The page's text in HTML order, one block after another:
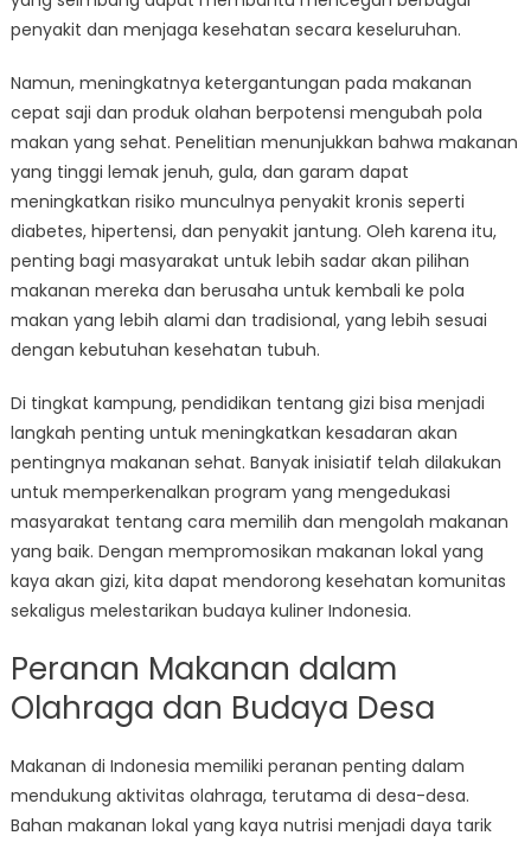
penyakit dan menjaga kesehatan secara keseluruhan.
Namun, meningkatnya ketergantungan pada makanan
cepat saji dan produk olahan berpotensi mengubah pola
makan yang sehat. Penelitian menunjukkan bahwa makanan
yang tinggi lemak jenuh, gula, dan garam dapat
meningkatkan risiko munculnya penyakit kronis seperti
diabetes, hipertensi, dan penyakit jantung. Oleh karena itu,
penting bagi masyarakat untuk lebih sadar akan pilihan
makanan mereka dan berusaha untuk kembali ke pola
makan yang lebih alami dan tradisional, yang lebih sesuai
dengan kebutuhan kesehatan tubuh.
Di tingkat kampung, pendidikan tentang gizi bisa menjadi
langkah penting untuk meningkatkan kesadaran akan
pentingnya makanan sehat. Banyak inisiatif telah dilakukan
untuk memperkenalkan program yang mengedukasi
masyarakat tentang cara memilih dan mengolah makanan
yang baik. Dengan mempromosikan makanan lokal yang
kaya akan gizi, kita dapat mendorong kesehatan komunitas
sekaligus melestarikan budaya kuliner Indonesia.
Peranan Makanan dalam
Olahraga dan Budaya Desa
Makanan di Indonesia memiliki peranan penting dalam
mendukung aktivitas olahraga, terutama di desa-desa.
Bahan makanan lokal yang kaya nutrisi menjadi daya tarik